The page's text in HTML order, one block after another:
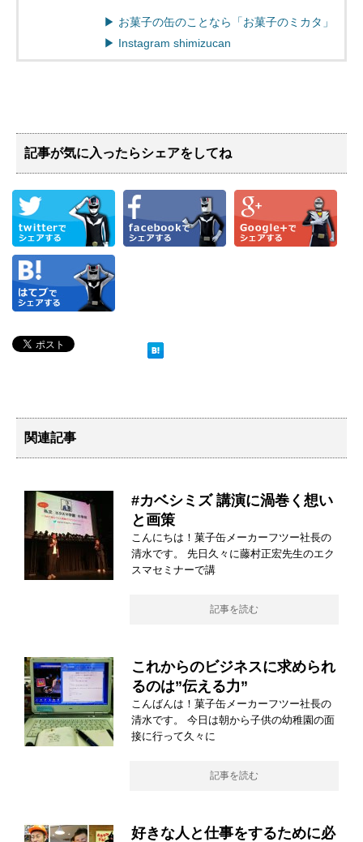
▶︎ お菓子の缶のことなら「お菓子のミカタ」
▶︎ Instagram shimizucan
記事が気に入ったらシェアをしてね
関連記事
#カベシミズ 講演に渦巻く想い
と画策
こんにちは！菓子缶メーカーフツー社長の
清水です。 先日久々に藤村正宏先生のエク
スマセミナーで講
記事を読む
これからのビジネスに求められ
るのは”伝える力”
こんばんは！菓子缶メーカーフツー社長の
清水です。 今日は朝から子供の幼稚園の面
接に行って久々に
記事を読む
好きな人と仕事をするために必